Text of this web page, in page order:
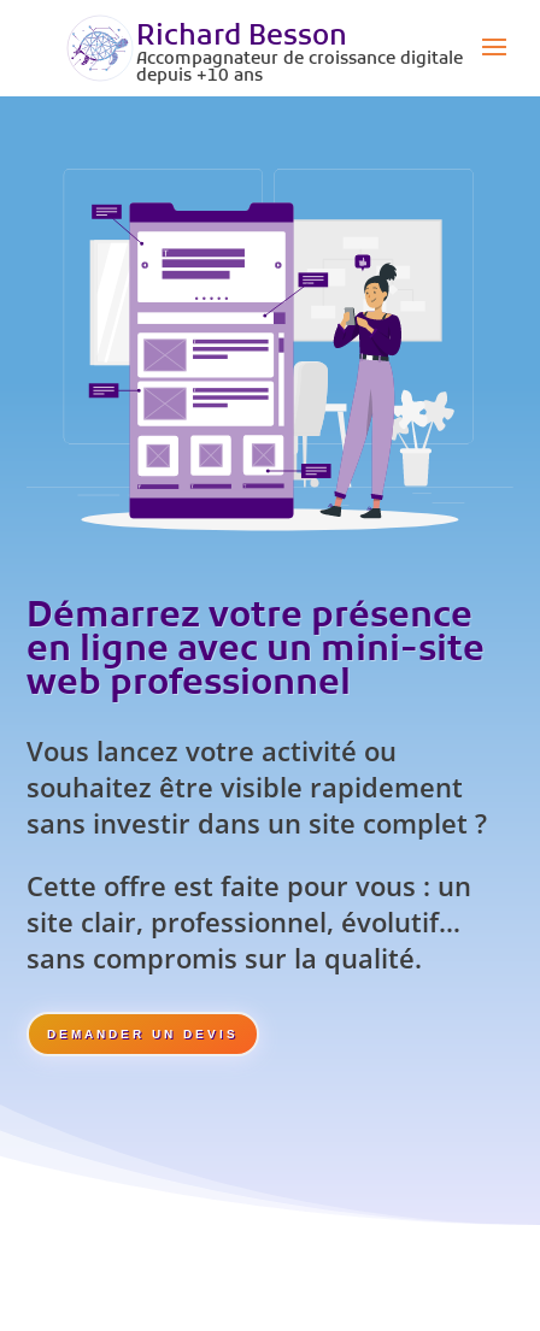
Richard Besson
Accompagnateur de croissance digitale
depuis +10 ans
Démarrez votre présence
en ligne avec un mini-site
web professionnel
Vous lancez votre activité ou
souhaitez être visible rapidement
sans investir dans un site complet ?
Cette offre est faite pour vous : un
site clair, professionnel, évolutif…
sans compromis sur la qualité.
DEMANDER UN DEVIS